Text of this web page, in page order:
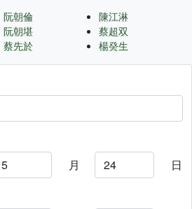
阮朝倫
阮朝堪
蔡先於
陳江淋
蔡超双
楊癸生
月
日